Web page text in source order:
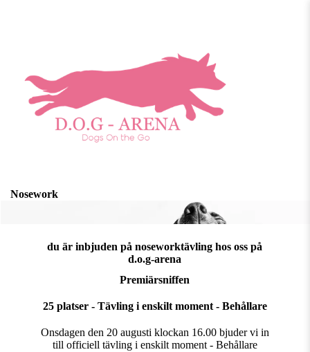
Nosework
du är inbjuden på noseworktävling hos oss på
d.o.g-arena
Premiärsniffen
25 platser - Tävling i enskilt moment - Behållare
Onsdagen den 20 augusti klockan 16.00 bjuder vi in
till officiell tävling i enskilt moment - Behållare